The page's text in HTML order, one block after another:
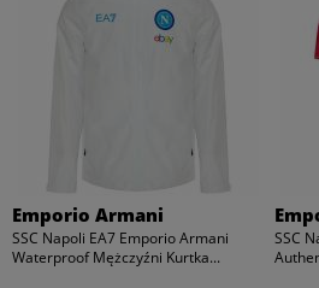
Emporio Armani
SSC Napoli EA7 Emporio Armani
Waterproof Mężczyźni Kurtka...
SSC